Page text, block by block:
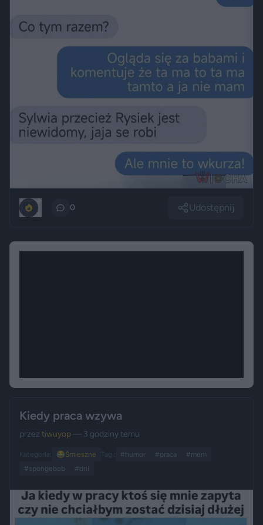
0 Udostępnij
Kiedy praca wzywa
przez tiwuyop— 3 godziny temu
Kategoria: 😂Śmieszne Tagi: #humor #praca
#mem
#spongebob
#dni